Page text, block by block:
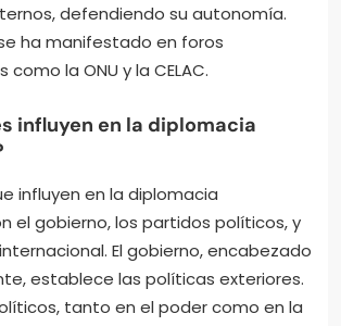
defendiendo su autonomía.
ha manifestado en foros
la ONU y la CELAC.
influyen en la diplomacia
influyen en la diplomacia
el gobierno, los partidos políticos, y
El gobierno, encabezado
establece las políticas exteriores.
tanto en el poder como en la